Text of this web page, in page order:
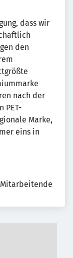
dass wir
den
nach der
PET-
Marke,
eins in
Mitarbeitende